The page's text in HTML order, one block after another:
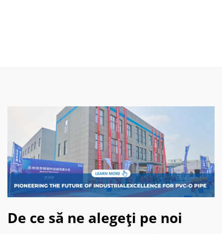
De ce să ne alegeți pe noi